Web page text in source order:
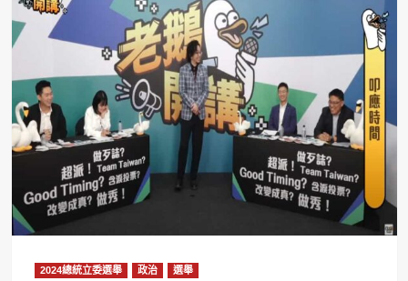
2024總統立委選舉 政治 選舉